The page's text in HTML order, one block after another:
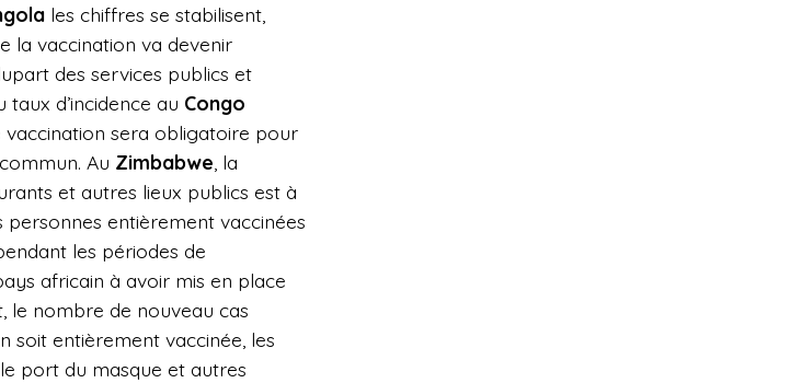
les chiffres se stabilisent,
la vaccination va devenir
des services publics et
taux d’incidence au Congo
sera obligatoire pour
Au Zimbabwe , la
et autres lieux publics est à
personnes entièrement vaccinées
les périodes de
africain à avoir mis en place
le nombre de nouveau cas
soit entièrement vaccinée, les
port du masque et autres